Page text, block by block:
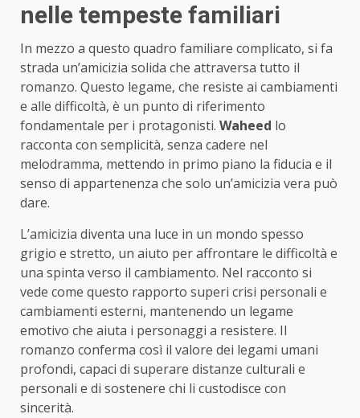
nelle tempeste familiari
In mezzo a questo quadro familiare complicato, si fa
strada un’amicizia solida che attraversa tutto il
romanzo. Questo legame, che resiste ai cambiamenti
e alle difficoltà, è un punto di riferimento
fondamentale per i protagonisti. Waheed lo
racconta con semplicità, senza cadere nel
melodramma, mettendo in primo piano la fiducia e il
senso di appartenenza che solo un’amicizia vera può
dare.
L’amicizia diventa una luce in un mondo spesso
grigio e stretto, un aiuto per affrontare le difficoltà e
una spinta verso il cambiamento. Nel racconto si
vede come questo rapporto superi crisi personali e
cambiamenti esterni, mantenendo un legame
emotivo che aiuta i personaggi a resistere. Il
romanzo conferma così il valore dei legami umani
profondi, capaci di superare distanze culturali e
personali e di sostenere chi li custodisce con
sincerità.